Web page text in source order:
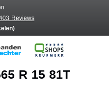
Reviews
R 15 81T